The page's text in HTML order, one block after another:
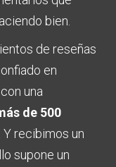
bien.
de reseñas
en
una
de 500
recibimos un
supone un